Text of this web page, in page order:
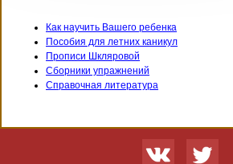
Как научить Вашего ребенка
Пособия для летних каникул
Прописи Шкляровой
Сборники упражнений
Справочная литература